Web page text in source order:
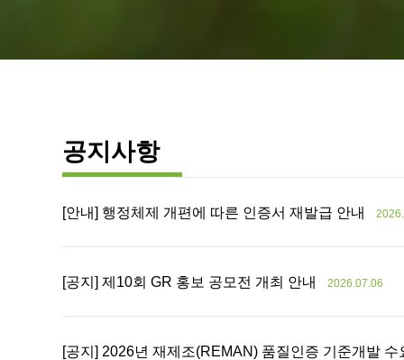
공지사항
[안내] 행정체제 개편에 따른 인증서 재발급 안내
[공지] 제10회 GR 홍보 공모전 개최 안내 2026.07.06
[공지] 2026년 재제조(REMAN) 품질인증 기준개발 수